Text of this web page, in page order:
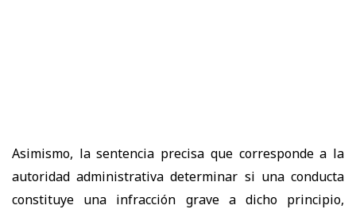
Asimismo, la sentencia precisa que corresponde a la
autoridad administrativa determinar si una conducta
constituye una infracción grave a dicho principio,